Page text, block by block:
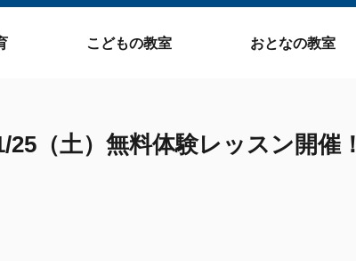
こどもの教室 おとなの教室
（土）無料体験レッスン開催！